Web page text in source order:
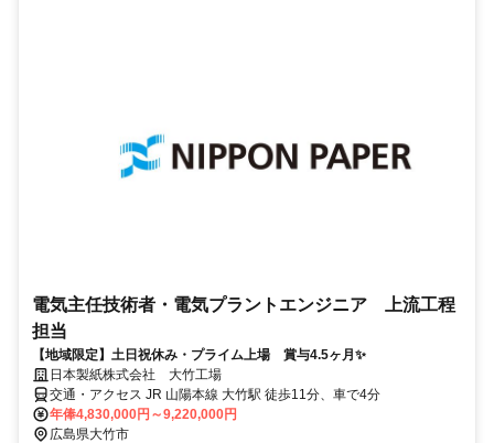
電気主任技術者・電気プラントエンジニア 上流工程
担当
【地域限定】土日祝休み・プライム上場 賞与4.5ヶ月✨
日本製紙株式会社 大竹工場
交通・アクセス JR 山陽本線 大竹駅 徒歩11分、車で4分
年俸4,830,000円～9,220,000円
広島県大竹市